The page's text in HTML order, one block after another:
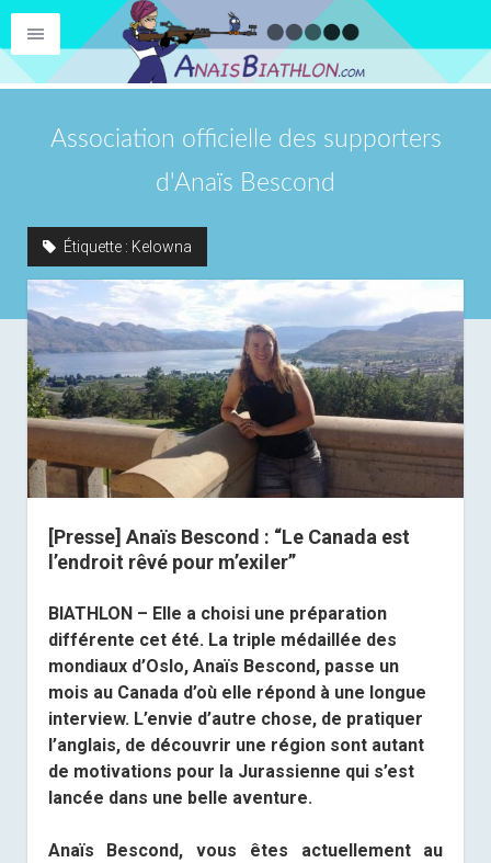
Association officielle des supporters
d'Anaïs Bescond
Étiquette : Kelowna
[Presse] Anaïs Bescond : “Le Canada est
l’endroit rêvé pour m’exiler”
BIATHLON – Elle a choisi une préparation
différente cet été. La triple médaillée des
mondiaux d’Oslo, Anaïs Bescond, passe un
mois au Canada d’où elle répond à une longue
interview. L’envie d’autre chose, de pratiquer
l’anglais, de découvrir une région sont autant
de motivations pour la Jurassienne qui s’est
lancée dans une belle aventure.
Anaïs Bescond, vous êtes actuellement au